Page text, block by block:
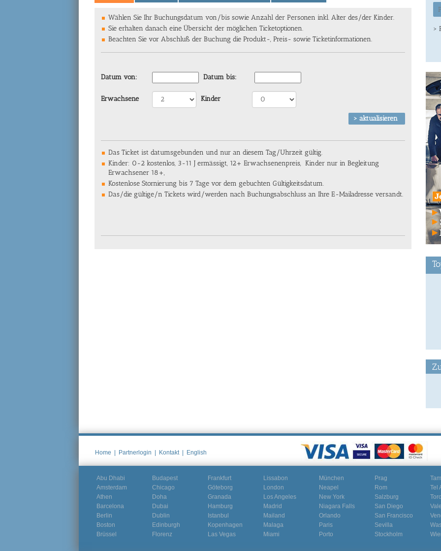
Wählen Sie Ihr Buchungsdatum von/bis sowie Anzahl der Personen inkl. Alter des/der Kinder.
Sie erhalten danach eine Übersicht der möglichen Ticketoptionen.
Beachten Sie vor Abschluß der Buchung die Produkt-, Preis- sowie Ticketinformationen.
Datum von: Datum bis:
Erwachsene Kinder
Das Ticket ist datumsgebunden und nur an diesem Tag/Uhrzeit gültig.
Kinder: 0-2 kostenlos, 3-11 J ermässigt, 12+ Erwachsenenpreis, Kinder nur in Begleitung
Erwachsener 18+,
Kostenlose Stornierung bis 7 Tage vor dem gebuchten Gültigkeitsdatum.
Das/die gültige/n Tickets wird/werden nach Buchungsabschluss an Ihre E-Mailadresse versandt.
>
Home Partnerlogin Kontakt English
Abu Dhabi
Amsterdam
Athen
Barcelona
Berlin
Boston
Brüssel
Budapest
Chicago
Doha
Dubai
Dublin
Edinburgh
Florenz
Frankfurt
Göteborg
Granada
Hamburg
Istanbul
Kopenhagen
Las Vegas
Lissabon
London
Los Angeles
Madrid
Mailand
Malaga
Miami
München
Neapel
New York
Niagara Falls
Orlando
Paris
Porto
Prag
Rom
Salzburg
San Diego
San Francisco
Sevilla
Stockholm
Tel